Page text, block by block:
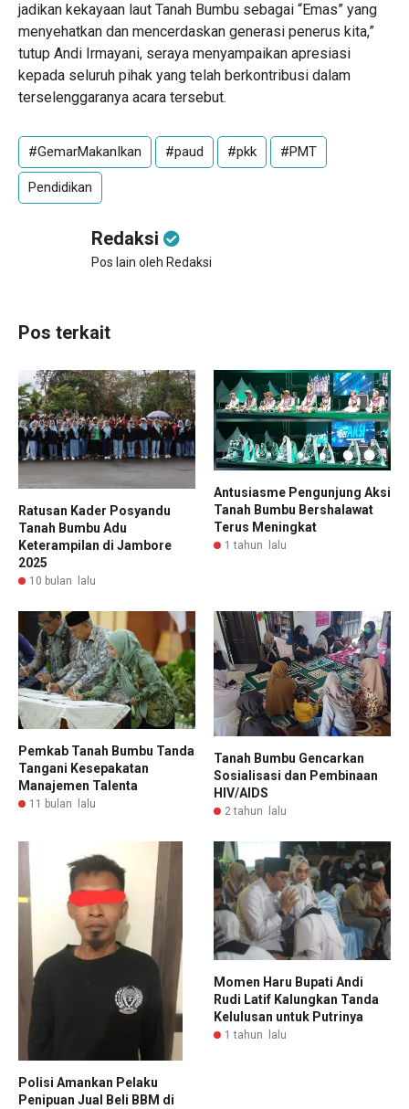
jadikan kekayaan laut Tanah Bumbu sebagai “Emas” yang
menyehatkan dan mencerdaskan generasi penerus kita,”
tutup Andi Irmayani, seraya menyampaikan apresiasi
kepada seluruh pihak yang telah berkontribusi dalam
terselenggaranya acara tersebut.
#GemarMakanIkan #paud #pkk #PMT
Pendidikan
Redaksi
Pos lain oleh Redaksi
Pos terkait
Ratusan Kader Posyandu
Tanah Bumbu Adu
Keterampilan di Jambore
2025
10 bulan lalu
Antusiasme Pengunjung Aksi
Tanah Bumbu Bershalawat
Terus Meningkat
1 tahun lalu
Pemkab Tanah Bumbu Tanda
Tangani Kesepakatan
Manajemen Talenta
11 bulan lalu
Tanah Bumbu Gencarkan
Sosialisasi dan Pembinaan
HIV/AIDS
2 tahun lalu
Polisi Amankan Pelaku
Penipuan Jual Beli BBM di
Momen Haru Bupati Andi
Rudi Latif Kalungkan Tanda
Kelulusan untuk Putrinya
1 tahun lalu